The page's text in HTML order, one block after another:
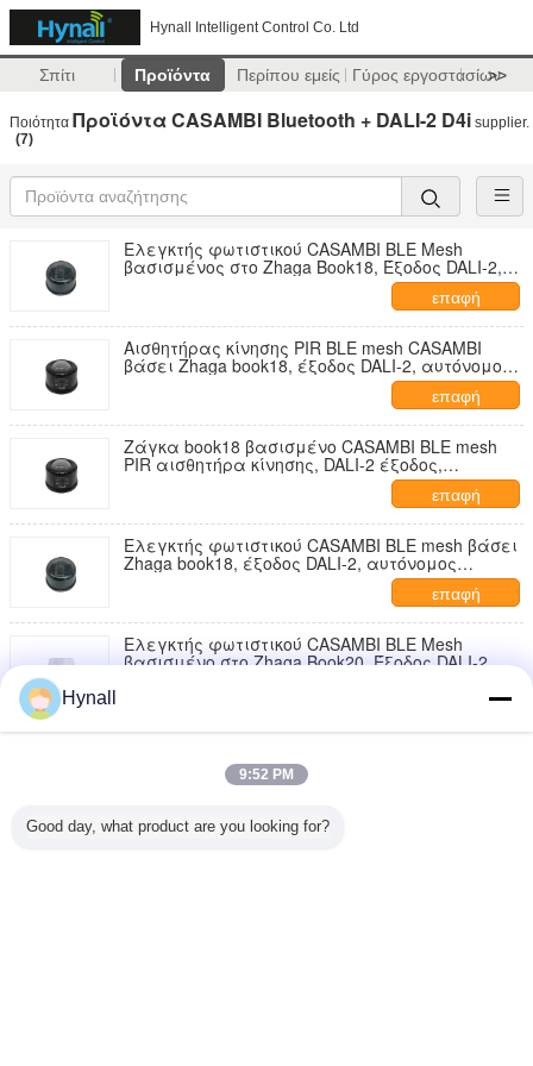
Hynall Intelligent Control Co. Ltd
Σπίτι Προϊόντα Περίπου εμείς Γύρος εργοστασίων
>>
Ποιότητα Προϊόντα CASAMBI Bluetooth + DALI-2 D4i supplier.
(7)
Ελεγκτής φωτιστικού CASAMBI BLE Mesh
βασισμένος στο Zhaga Book18, Έξοδος DALI-2,
Αυτόνομος "ελεγκτής εφαρμογής"
επαφή
Αισθητήρας κίνησης PIR BLE mesh CASAMBI
βάσει Zhaga book18, έξοδος DALI-2, αυτόνομος
"ελεγκτής εφαρμογών", εμβέλεια ανίχνευσης
highbay, με λειτουργία Daylight Harvestεπαφή
Ζάγκα book18 βασισμένο CASAMBI BLE mesh
PIR αισθητήρα κίνησης, DALI-2 έξοδος,
αυτοτελής "επεξεργαστής εφαρμογής",
αυτοτελής DALI-2 τροφοδοσία ηλεκτρικής
ενέργειας λεωφορείου, highbay εύρος, με τη
λειτουργία συγκομιδής της ημέρας
επαφή
Ελεγκτής φωτιστικού CASAMBI BLE mesh βάσει
Zhaga book18, έξοδος DALI-2, αυτόνομος
«ελεγκτής εφαρμογών», αυτόνομη παροχή
επαφή
Ελεγκτής φωτιστικού CASAMBI BLE Mesh
βασισμένο στο Zhaga Book20, Έξοδος DALI-2
DALI-2, με βελτιωμένη ανίχνευση υψηλής
ακτίνας έως και 17m
Αισθητήρας κίνησης PIR BLE mesh CASAMBI
Hynall
9:52 PM
Good day, what product are you looking for?